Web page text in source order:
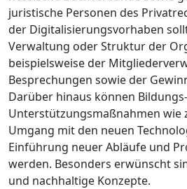
juristische Personen des
der Digitalisierungsvorhaben
Verwaltung oder Struktur der
beispielsweise der
Besprechungen sowie der
Darüber hinaus können
Unterstützungsmaßnahmen wie
Umgang mit den neuen
Einführung neuer Abläufe und
werden. Besonders erwünscht
und nachhaltige Konzepte.